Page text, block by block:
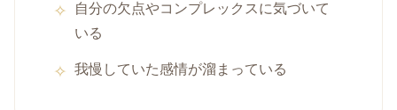
自分の欠点やコンプレックスに気づいて
いる
我慢していた感情が溜まっている